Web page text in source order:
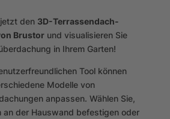
den 3D-Terrassendach-
Brustor und visualisieren Sie
in Ihrem Garten!
Tool können
Modelle von
anpassen. Wählen Sie,
an der Hauswand befestigen oder